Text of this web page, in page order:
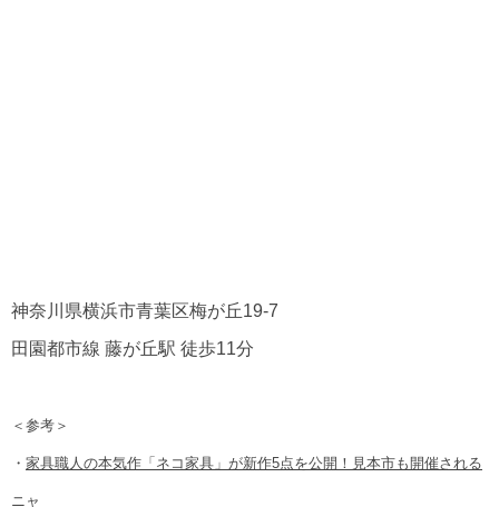
神奈川県横浜市青葉区梅が丘19-7
田園都市線 藤が丘駅 徒歩11分
＜参考＞
・ 家具職人の本気作「ネコ家具」が新作5点を公開！見本市も開催される
ニャ